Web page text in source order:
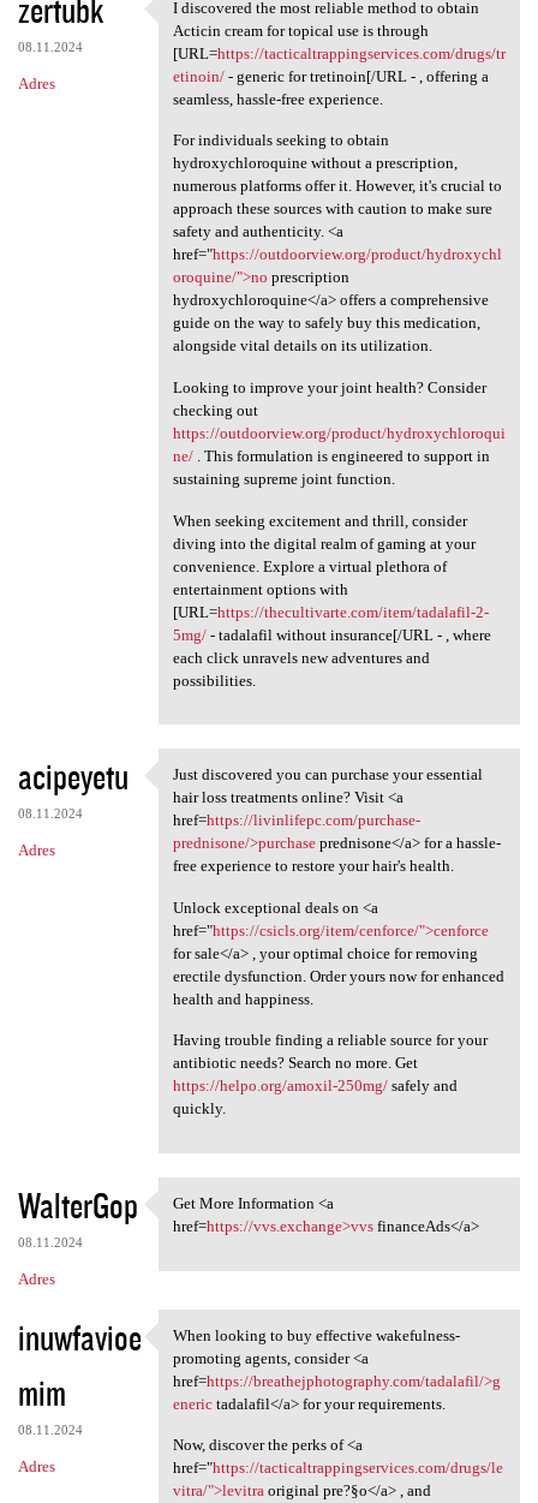
zertubk
08.11.2024
Adres
I discovered the most
I discovered the most reliable method to obtain
Acticin cream for topical use is through
[URL=https://tacticaltrappingservices.com/drugs/tr
etinoin/- generic for tretinoin[/URL - , offering a
seamless, hassle-free experience.
For individuals seeking to obtain
hydroxychloroquine without a prescription,
numerous platforms offer it. However, it's crucial to
approach these sources with caution to make sure
safety and authenticity. <a
href="https://outdoorview.org/product/hydroxychl
oroquine/">no prescription
hydroxychloroquine</a> offers a comprehensive
guide on the way to safely buy this medication,
alongside vital details on its utilization.
Looking to improve your joint health? Consider
checking out
https://outdoorview.org/product/hydroxychloroqui
ne/. This formulation is engineered to support in
sustaining supreme joint function.
When seeking excitement and thrill, consider
diving into the digital realm of gaming at your
convenience. Explore a virtual plethora of
entertainment options with
[URL=https://thecultivarte.com/item/tadalafil-2-
5mg/- tadalafil without insurance[/URL - , where
each click unravels new adventures and
possibilities.
acipeyetu
08.11.2024
Adres
Just discovered you can
Just discovered you can purchase your essential
hair loss treatments online? Visit <a
href=https://livinlifepc.com/purchase-
prednisone/>purchaseprednisone</a> for a hassle-
free experience to restore your hair's health.
Unlock exceptional deals on <a
href="https://csicls.org/item/cenforce/">cenforce
for sale</a> , your optimal choice for removing
erectile dysfunction. Order yours now for enhanced
health and happiness.
Having trouble finding a reliable source for your
antibiotic needs? Search no more. Get
https://helpo.org/amoxil-250mg/safely and
quickly.
WalterGop
08.11.2024
Adres
Get More Information <a href
Get More Information <a
href=https://vvs.exchange>vvsfinanceAds</a>
inuwfavioe
mim
08.11.2024
Adres
When looking to buy effective
When looking to buy effective wakefulness-
promoting agents, consider <a
href=https://breathejphotography.com/tadalafil/>g
enerictadalafil</a> for your requirements.
Now, discover the perks of <a
href="https://tacticaltrappingservices.com/drugs/le
vitra/">levitraoriginal pre?§o</a> , and